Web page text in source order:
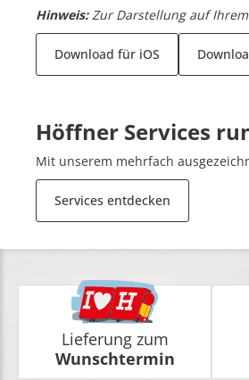
Hinweis: Zur Darstellung auf Ihrem
Download für iOS
Höffner Services
Mit unserem mehrfach
Services entdecken
Lieferung zum
Wunschtermin